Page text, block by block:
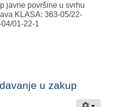
javne površine u svrhu
KLASA: 363-05/22-
01-22-1
u zakup